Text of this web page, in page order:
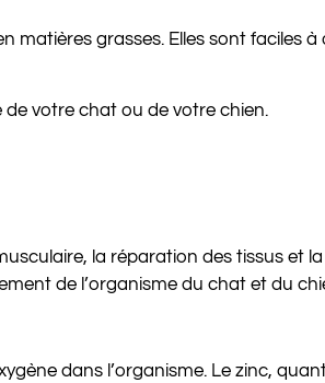
matières grasses. Elles sont faciles à
de votre chat ou de votre chien.
la réparation des tissus et
de l’organisme du chat et du
dans l’organisme. Le zinc,